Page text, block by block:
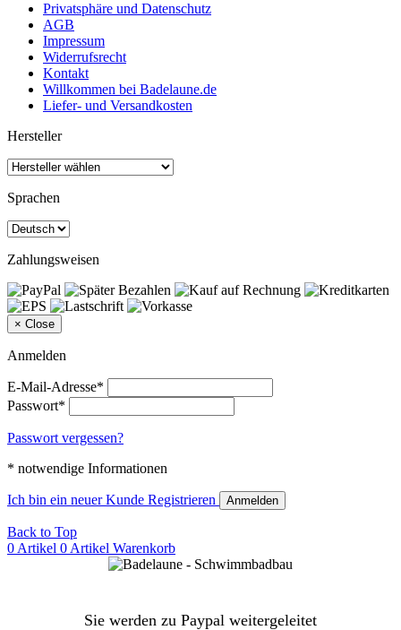
Privatsphäre und Datenschutz
AGB
Impressum
Widerrufsrecht
Kontakt
Willkommen bei Badelaune.de
Liefer- und Versandkosten
Hersteller
Sprachen
Zahlungsweisen
× Close
Anmelden
E-Mail-Adresse*
Passwort*
Passwort vergessen?
* notwendige Informationen
Ich bin ein neuer Kunde Registrieren Anmelden
Back to Top
0 Artikel 0 Artikel Warenkorb
Sie werden zu Paypal weitergeleitet